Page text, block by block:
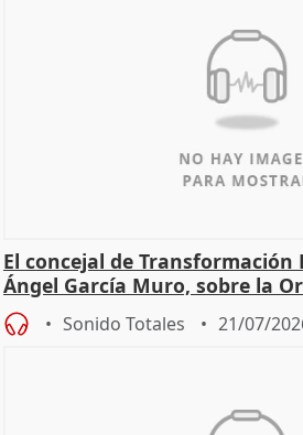
El concejal de
Ángel García Muro, sobre la
Sonido Totales 21/07/